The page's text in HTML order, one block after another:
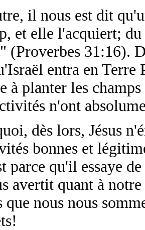
il nous est dit
et elle l'acquiert;
(Proverbes 31:16).
entra en Terre
à planter les
n'ont
dès lors, Jésus
bonnes et
parce qu'il essaye
avertit quant à
que nous nous